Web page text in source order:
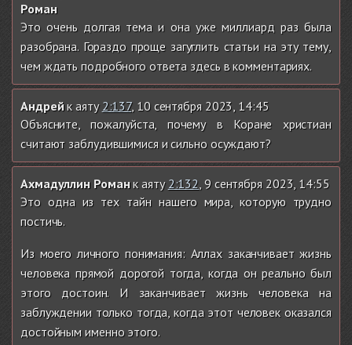
Роман
Это очень долгая тема и она уже миллиард раз была
разобрана. Гораздо проще загуглить статьи на эту тему,
чем ждать подробного ответа здесь в комментариях.
Андрейк аяту 2:137, 10 сентября 2023, 14:45
Объясните, пожалуйста, почему в Коране христиан
считают заблудившимися и сильно осуждают?
Ахмадуллин Романк аяту 2:132, 9 сентября 2023, 14:55
Это одна из тех тайн нашего мира, которую трудно
постичь.
Из моего личного понимания: Аллах заканчивает жизнь
человека прямой дорогой тогда, когда он реально был
этого достоин. И заканчивает жизнь человека на
заблуждении только тогда, когда этот человек оказался
достойным именно этого.